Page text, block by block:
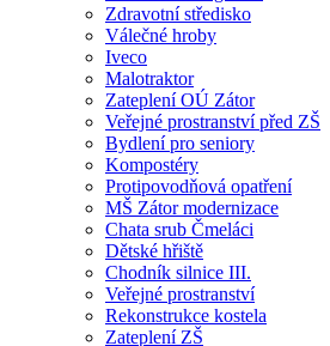
Zdravotní středisko
Válečné hroby
Iveco
Malotraktor
Zateplení OÚ Zátor
Veřejné prostranství před ZŠ
Bydlení pro seniory
Kompostéry
Protipovodňová opatření
MŠ Zátor modernizace
Chata srub Čmeláci
Dětské hřiště
Chodník silnice III.
Veřejné prostranství
Rekonstrukce kostela
Zateplení ZŠ